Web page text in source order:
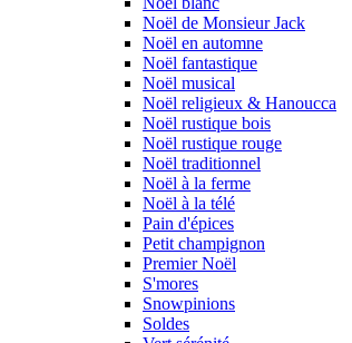
Noël de Monsieur Jack
Noël en automne
Noël fantastique
Noël musical
Noël religieux & Hanoucca
Noël rustique bois
Noël rustique rouge
Noël traditionnel
Noël à la ferme
Noël à la télé
Pain d'épices
Petit champignon
Premier Noël
S'mores
Snowpinions
Soldes